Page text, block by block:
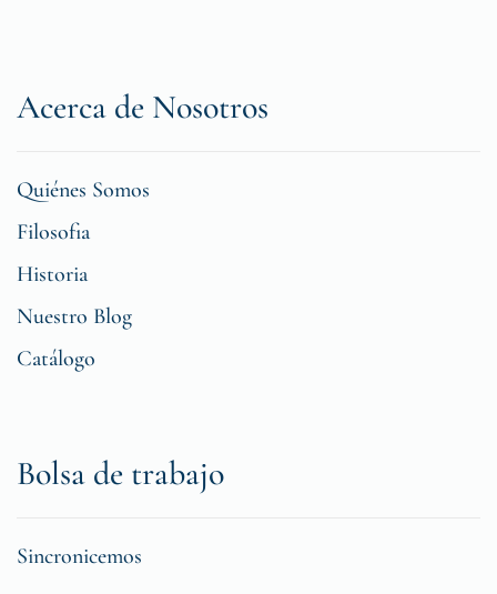
Acerca de Nosotros
Quiénes Somos
Filosofia
Historia
Nuestro Blog
Catálogo
Bolsa de trabajo
Sincronicemos